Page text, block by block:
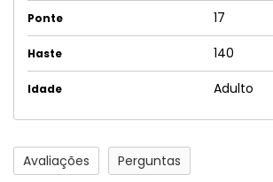
Ponte 17
Haste 140
Idade Adulto
Avaliações Perguntas